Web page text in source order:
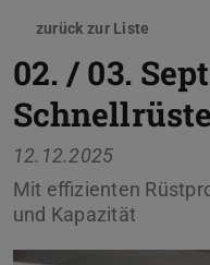
zurück zur Liste
02. / 03.
12.12.2025
Mit effizienten
und Kapazität